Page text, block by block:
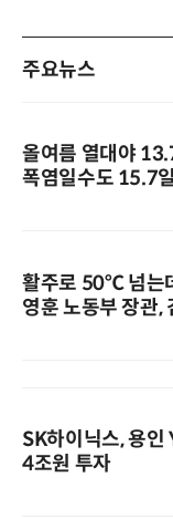
주요뉴스
올여름 열대야
폭염일수도 15.7
활주로 50℃ 넘는
영훈 노동부 장관,
SK하이닉스, 용
4조원 투자